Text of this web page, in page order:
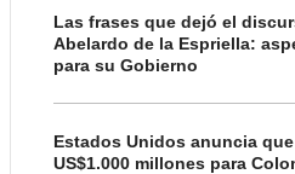
Las frases que dejó el
Abelardo de la Espriella:
para su Gobierno
Estados Unidos anuncia
US$1.000 millones para